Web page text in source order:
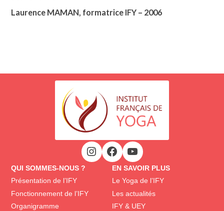
Laurence MAMAN, formatrice IFY – 2006
QUI SOMMES-NOUS ?
Présentation de l’IFY
Fonctionnement de l’IFY
Organigramme
EN SAVOIR PLUS
Le Yoga de l’IFY
Les actualités
IFY & UEY